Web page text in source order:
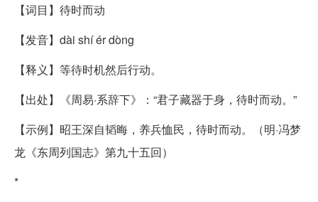
【词目】待时而动
【发音】dài shí ér dòng
【释义】等待时机然后行动。
【出处】《周易·系辞下》：“君子藏器于身，待时而动。”
【示例】昭王深自韬晦，养兵恤民，待时而动。（明·冯梦
龙《东周列国志》第九十五回）
*